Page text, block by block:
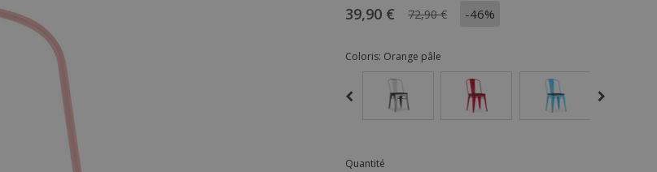
39,90 € 72,90 € -46%
Coloris: Orange pâle
Quantité